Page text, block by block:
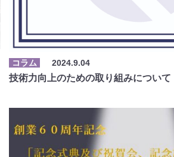
コラム 2024.9.04
技術力向上のための取り組みについて